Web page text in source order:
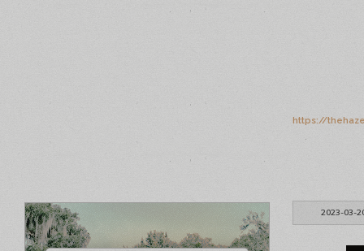
https://
2023-03-